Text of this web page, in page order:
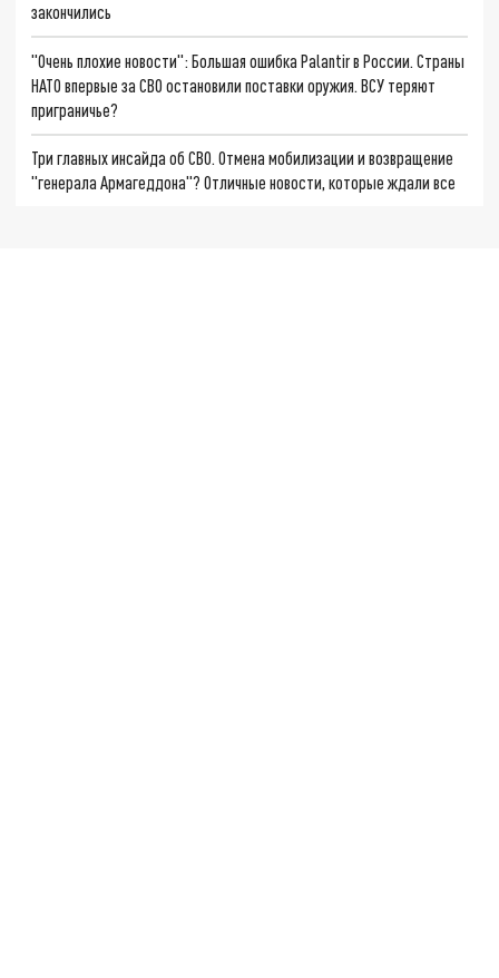
закончились
"Очень плохие новости": Большая ошибка Palantir в России. Страны
НАТО впервые за СВО остановили поставки оружия. ВСУ теряют
приграничье?
Три главных инсайда об СВО. Отмена мобилизации и возвращение
"генерала Армагеддона"? Отличные новости, которые ждали все